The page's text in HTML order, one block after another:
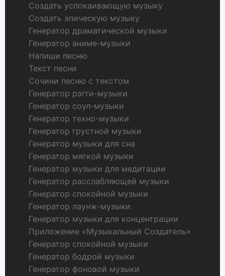
Создать успокаивающую музыку
Создать эпическую музыку
Генератор драматической музыки
Генератор аниме-музыки
Напиши песню
Текст песни
Сочини песню с текстом
Генератор рэгги-музыки
Генератор соул-музыки
Генератор техно-музыки
Генератор грустной музыки
Генератор музыки для сна
Генератор мягкой музыки
Генератор музыки для медитации
Генератор расслабляющей музыки
Генератор спокойной музыки
Генератор лаунж-музыки
Генератор музыки для концентрации
Приложение «Музыкальный Создатель»
Генератор спокойной музыки
Генератор бодрой музыки
Генератор фоновой музыки